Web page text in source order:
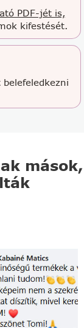
PDF-jét is,
kifestését.
mások,